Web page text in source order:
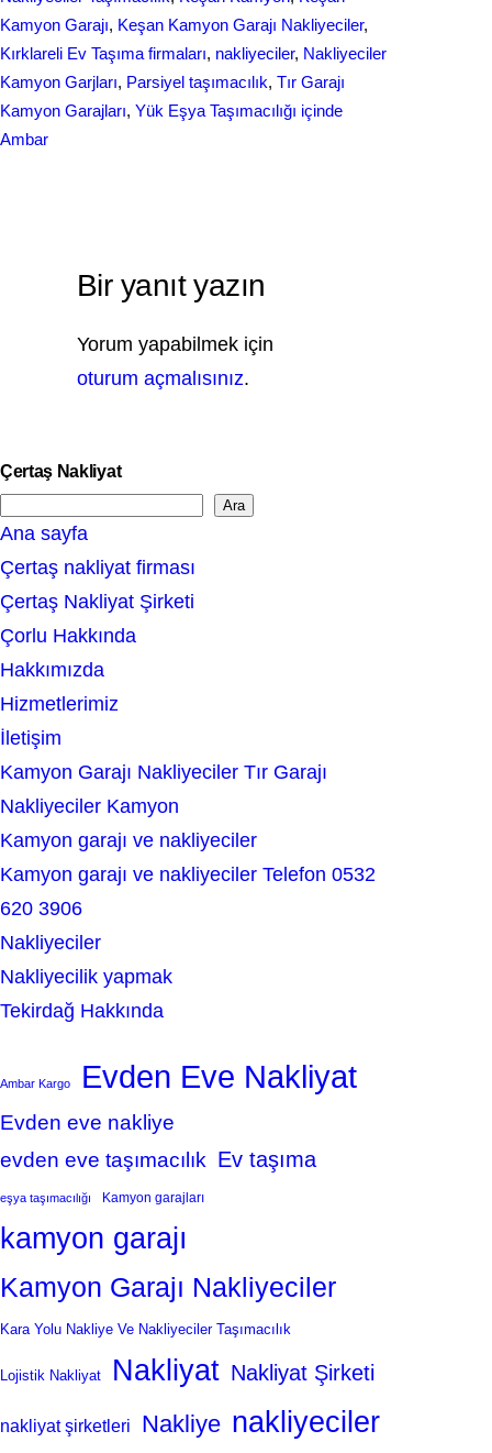
Kamyon Garajı, Keşan Kamyon Garajı Nakliyeciler
Kırklareli Ev Taşıma firmaları, nakliyeciler, Nakliyeciler
Kamyon Garjları, Parsiyel taşımacılık, Tır Garajı
Kamyon Garajları, Yük Eşya Taşımacılığı içinde
Ambar
Bir yanıt yazın
Yorum yapabilmek için
oturum açmalısınız.
Çertaş Nakliyat
e
a
r
c
h
Ara
Ana sayfa
Çertaş nakliyat firması
Çertaş Nakliyat Şirketi
Çorlu Hakkında
Hakkımızda
Hizmetlerimiz
İletişim
Kamyon Garajı Nakliyeciler Tır Garajı
Nakliyeciler Kamyon
Kamyon garajı ve nakliyeciler
Kamyon garajı ve nakliyeciler Telefon 0532
620 3906
Nakliyeciler
Nakliyecilik yapmak
Tekirdağ Hakkında
Ambar Kargo Evden Eve Nakliyat
Evden eve nakliye
evden eve taşımacılık Ev taşıma
eşya taşımacılığı Kamyon garajları
kamyon garajı
Kamyon Garajı Nakliyeciler
Kara Yolu Nakliye Ve Nakliyeciler Taşımacılık
Lojistik Nakliyat Nakliyat Nakliyat Şirketi
nakliyat şirketleri Nakliye nakliyeciler